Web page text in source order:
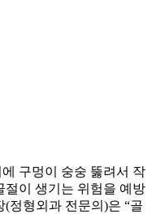
구멍이 숭숭 뚫려서 작
절이 생기는 위험을 예방
정형외과 전문의)은 “골